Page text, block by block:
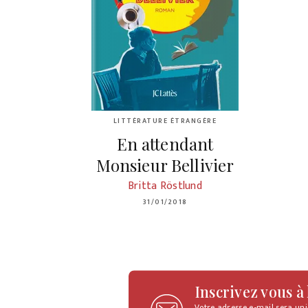
LITTÉRATURE ÉTRANGÈRE
En attendant
Monsieur Bellivier
Britta Röstlund
31/01/2018
Inscrivez vous